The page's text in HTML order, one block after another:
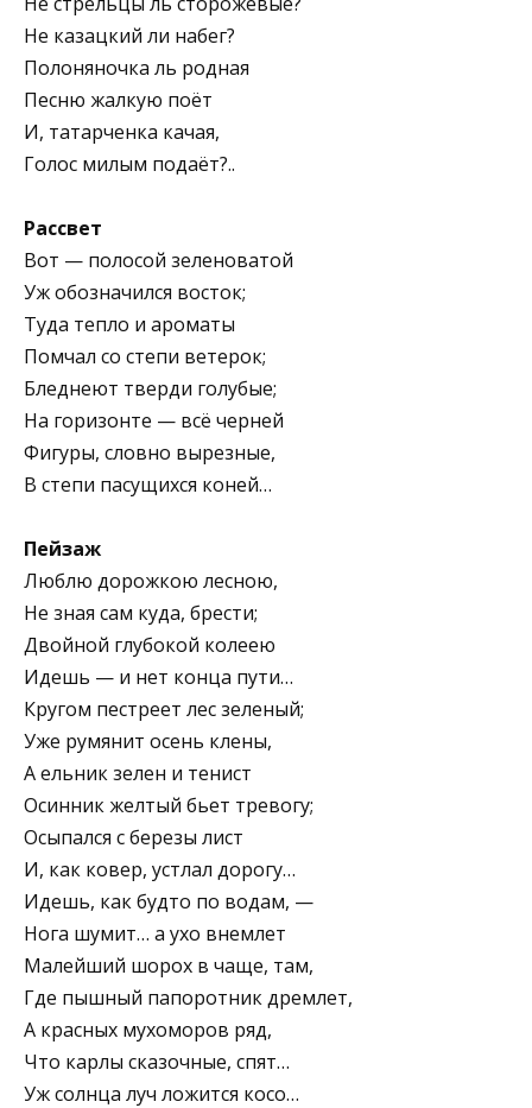
Не казацкий ли набег?
Полоняночка ль родная
Песню жалкую поёт
И, татарченка качая,
Голос милым подаёт?..
Рассвет
Вот — полосой зеленоватой
Уж обозначился восток;
Туда тепло и ароматы
Помчал со степи ветерок;
Бледнеют тверди голубые;
На горизонте — всё черней
Фигуры, словно вырезные,
В степи пасущихся коней…
Пейзаж
Люблю дорожкою лесною,
Не зная сам куда, брести;
Двойной глубокой колеею
Идешь — и нет конца пути…
Кругом пестреет лес зеленый;
Уже румянит осень клены,
А ельник зелен и тенист
Осинник желтый бьет тревогу;
Осыпался с березы лист
И, как ковер, устлал дорогу…
Идешь, как будто по водам, —
Нога шумит… а ухо внемлет
Малейший шорох в чаще, там,
Где пышный папоротник дремлет,
А красных мухоморов ряд,
Что карлы сказочные, спят…
Уж солнца луч ложится косо…